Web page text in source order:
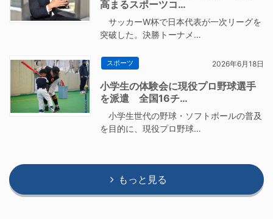
高まるスポーツコ…
サッカーW杯で日本代表が一次リーグを
突破した。決勝トーナメ…
スポーツ 2026年6月18日
小学生の体験会に現役プロ野球選手
を派遣 全国16チ…
小学生世代の野球・ソフトボールの普及
を目的に、現役プロ野球…
もっと見る